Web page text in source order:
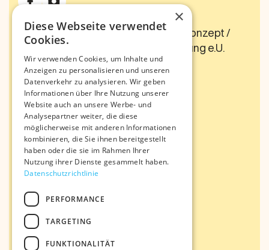
© 2024 Motolino - Das Bewegungskonzept /
Pädagogische Aus- und Weiterbildung e.U.
AGBDatenschutzImpressum
Seiten
Start
Team
Angebot
Übersicht
Online
Präsenz
Anmeldung
×
Diese Webseite verwendet
Cookies.
Wir verwenden Cookies, um Inhalte und
Anzeigen zu personalisieren und unseren
Datenverkehr zu analysieren. Wir geben
Informationen über Ihre Nutzung unserer
Website auch an unsere Werbe- und
Analysepartner weiter, die diese
möglicherweise mit anderen Informationen
kombinieren, die Sie ihnen bereitgestellt
haben oder die sie im Rahmen Ihrer
Nutzung ihrer Dienste gesammelt haben.
Datenschutzrichtlinie
PERFORMANCE
TARGETING
FUNKTIONALITÄT